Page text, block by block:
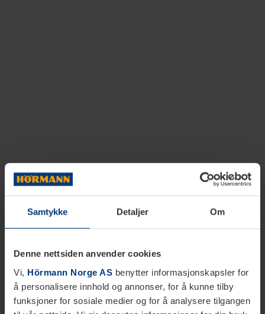
Samtykke Detaljer Om
Denne nettsiden anvender cookies
Vi, Hörmann Norge AS benytter informasjonskapsler for
å personalisere innhold og annonser, for å kunne tilby
funksjoner for sosiale medier og for å analysere tilgangen